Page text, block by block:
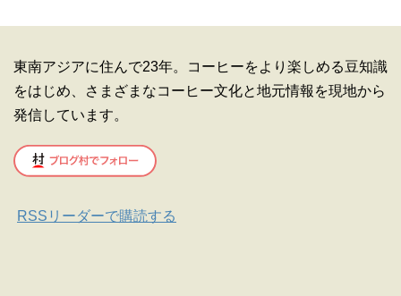
東南アジアに住んで23年。コーヒーをより楽しめる豆知識
をはじめ、さまざまなコーヒー文化と地元情報を現地から
発信しています。
RSSリーダーで購読する